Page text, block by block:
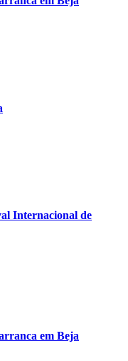
Internacional de
em Beja